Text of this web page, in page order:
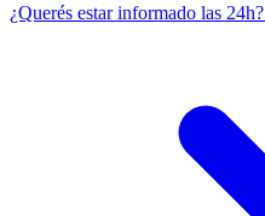
¿Querés estar informado las 24h?